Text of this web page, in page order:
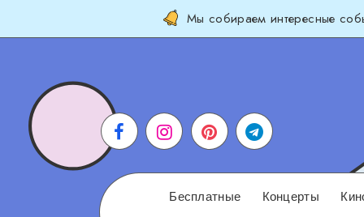
Мы собираем интересные
Бесплатные Концерты